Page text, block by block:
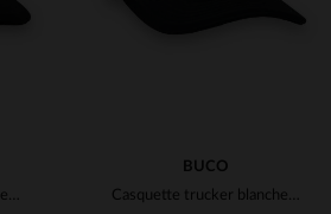
Casquette trucker blanche et noire logo rouge et blanc
BUCO
Casquette trucker blanche et noire logo diamant blanc et rouge